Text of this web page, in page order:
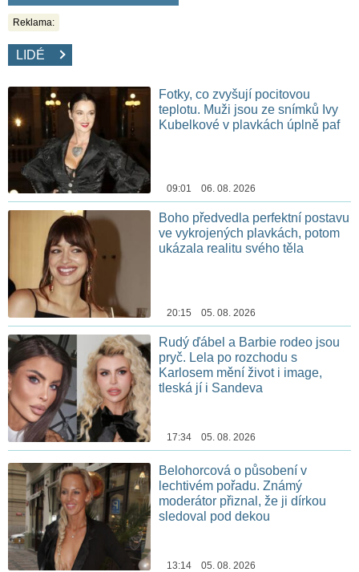
Reklama:
LIDÉ
Fotky, co zvyšují pocitovou
teplotu. Muži jsou ze snímků Ivy
Kubelkové v plavkách úplně paf
09:01 06. 08. 2026
Boho předvedla perfektní postavu
ve vykrojených plavkách, potom
ukázala realitu svého těla
20:15 05. 08. 2026
Rudý ďábel a Barbie rodeo jsou
pryč. Lela po rozchodu s
Karlosem mění život i image,
tleská jí i Sandeva
17:34 05. 08. 2026
Belohorcová o působení v
lechtivém pořadu. Známý
moderátor přiznal, že ji dírkou
sledoval pod dekou
13:14 05. 08. 2026